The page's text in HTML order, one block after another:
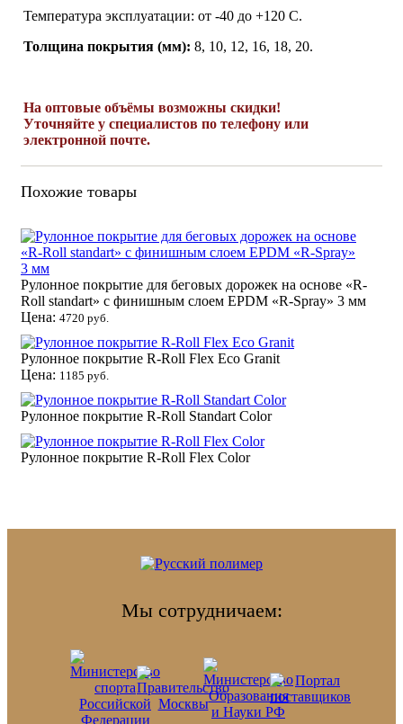
Температура эксплуатации: от -40 до +120 С.
Толщина покрытия (мм): 8, 10, 12, 16, 18, 20.
На оптовые объёмы возможны скидки!
Уточняйте у специалистов по телефону или
электронной почте.
Похожие товары
Рулонное покрытие для беговых дорожек на основе «R-
Roll standart» с финишным слоем EPDM «R-Spray» 3 мм
Цена: 4720 руб.
Рулонное покрытие R-Roll Flex Eco Granit
Цена: 1185 руб.
Рулонное покрытие R-Roll Standart Color
Рулонное покрытие R-Roll Flex Color
Мы сотрудничаем: